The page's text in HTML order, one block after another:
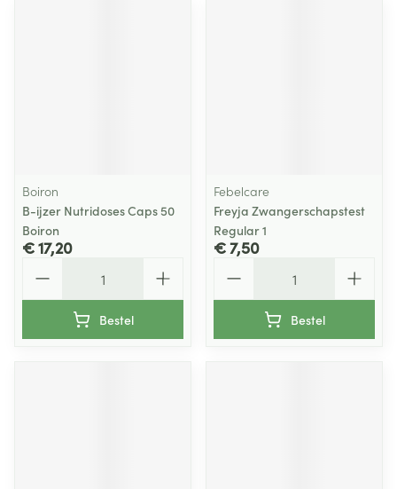
Boiron
B-ijzer Nutridoses Caps 50
Boiron
€ 17,20
Bestel
Febelcare
Freyja Zwangerschapstest
Regular 1
€ 7,50
Bestel